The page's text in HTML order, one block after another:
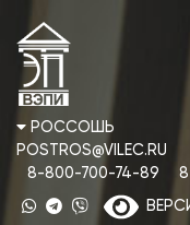
РОССОШЬ
POSTROS@VILEC.RU
8-800-700-74-89